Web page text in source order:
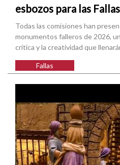
esbozos para las
Todas las comisiones han
monumentos falleros de 2026,
crítica y la creatividad que
Fallas